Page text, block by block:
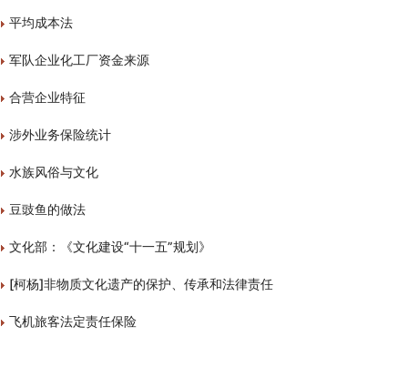
平均成本法
军队企业化工厂资金来源
合营企业特征
涉外业务保险统计
水族风俗与文化
豆豉鱼的做法
文化部：《文化建设“十一五”规划》
[柯杨]非物质文化遗产的保护、传承和法律责任
飞机旅客法定责任保险